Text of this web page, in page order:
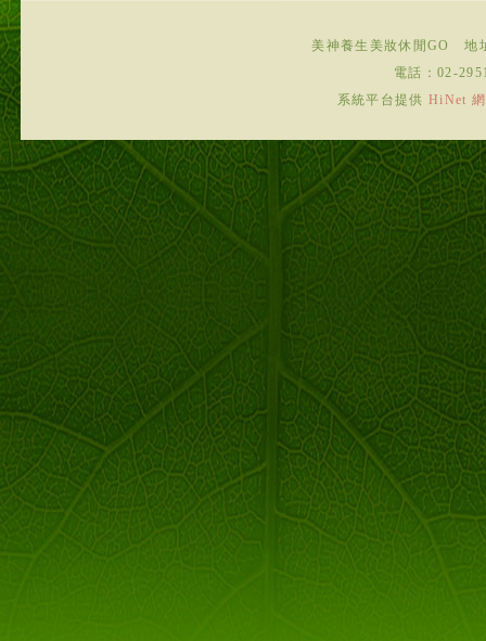
美神養生美妝休閒GO
地
電話： 02-
系統平台提供HiNet